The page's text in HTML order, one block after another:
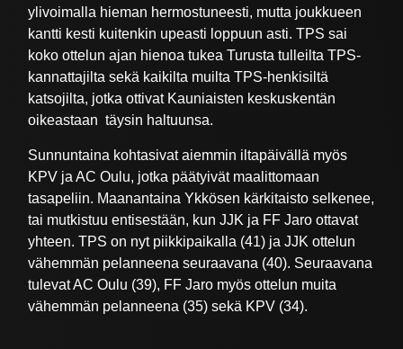
ylivoimalla hieman hermostuneesti, mutta joukkueen
kantti kesti kuitenkin upeasti loppuun asti. TPS sai
koko ottelun ajan hienoa tukea Turusta tulleilta TPS-
kannattajilta sekä kaikilta muilta TPS-henkisiltä
katsojilta, jotka ottivat Kauniaisten keskuskentän
oikeastaan täysin haltuunsa.
Sunnuntaina kohtasivat aiemmin iltapäivällä myös
KPV ja AC Oulu, jotka päätyivät maalittomaan
tasapeliin. Maanantaina Ykkösen kärkitaisto selkenee,
tai mutkistuu entisestään, kun JJK ja FF Jaro ottavat
yhteen. TPS on nyt piikkipaikalla (41) ja JJK ottelun
vähemmän pelanneena seuraavana (40). Seuraavana
tulevat AC Oulu (39), FF Jaro myös ottelun muita
vähemmän pelanneena (35) sekä KPV (34).